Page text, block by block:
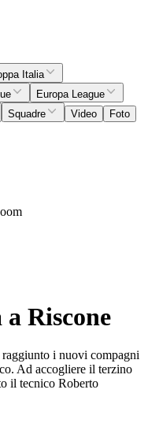
Italia
Europa League
Squadre Video
Foto
Riscone
i nuovi compagni
Ad accogliere il terzino
il tecnico Roberto